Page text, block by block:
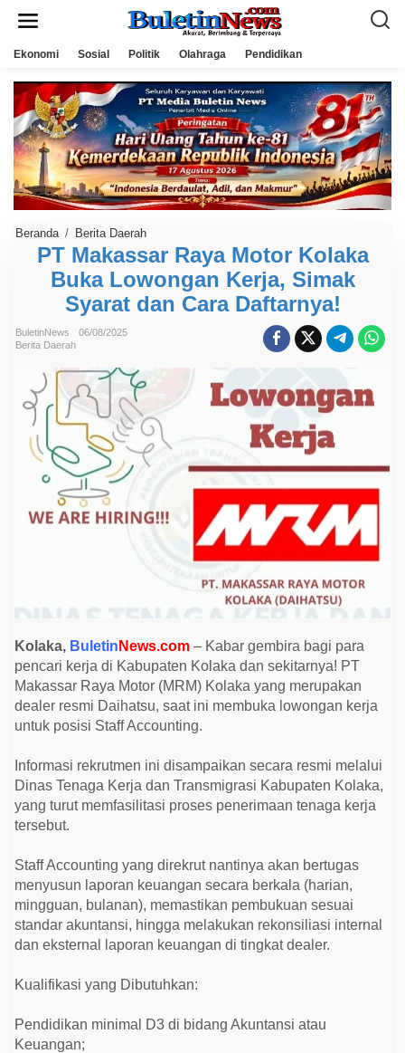
Ekonomi Sosial Politik Olahraga Pendidikan
Beranda / Berita Daerah
M
a
k
a
s
M
o
t
o
l
o
w
o
n
g
a
n
K
r
a
,
k
S
a
r
a
t
a
n
a
r
PT Makassar Raya Motor Kolaka
Buka Lowongan Kerja, Simak
Syarat dan Cara Daftarnya!
BuletinNews
06/08/2025
Berita Daerah
Kolaka, Buletin News.com – Kabar gembira bagi para
pencari kerja di Kabupaten Kolaka dan sekitarnya! PT
Makassar Raya Motor (MRM) Kolaka yang merupakan
dealer resmi Daihatsu, saat ini membuka lowongan kerja
untuk posisi Staff Accounting.
Informasi rekrutmen ini disampaikan secara resmi melalui
Dinas Tenaga Kerja dan Transmigrasi Kabupaten Kolaka,
yang turut memfasilitasi proses penerimaan tenaga kerja
tersebut.
Staff Accounting yang direkrut nantinya akan bertugas
menyusun laporan keuangan secara berkala (harian,
mingguan, bulanan), memastikan pembukuan sesuai
standar akuntansi, hingga melakukan rekonsiliasi internal
dan eksternal laporan keuangan di tingkat dealer.
Kualifikasi yang Dibutuhkan:
Pendidikan minimal D3 di bidang Akuntansi atau
Keuangan;